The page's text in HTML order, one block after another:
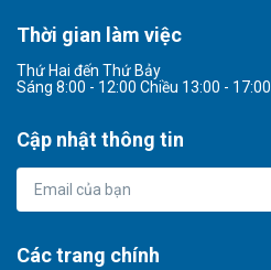
Thời gian làm việc
Thứ Hai đến Thứ Bảy
Sáng 8:00 - 12:00 Chiều 13:00 - 17:00
Cập nhật thông tin
Các trang chính